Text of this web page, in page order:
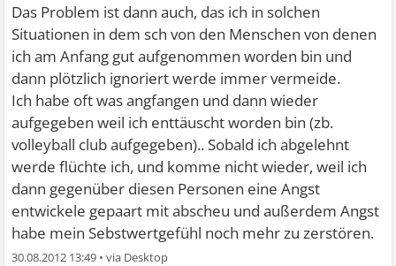
Das Problem ist dann auch, das ich in solchen
Situationen in dem sch von den Menschen von denen
ich am Anfang gut aufgenommen worden bin und
dann plötzlich ignoriert werde immer vermeide.
Ich habe oft was angfangen und dann wieder
aufgegeben weil ich enttäuscht worden bin (zb.
volleyball club aufgegeben).. Sobald ich abgelehnt
werde flüchte ich, und komme nicht wieder, weil ich
dann gegenüber diesen Personen eine Angst
entwickele gepaart mit abscheu und außerdem Angst
habe mein Sebstwertgefühl noch mehr zu zerstören.
30.08.2012 13:49 •